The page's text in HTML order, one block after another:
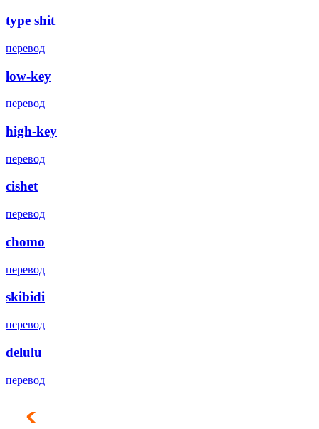
type shit
перевод
low-key
перевод
high-key
перевод
cishet
перевод
chomo
перевод
skibidi
перевод
delulu
перевод